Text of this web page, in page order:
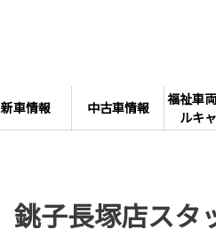
新車情報 中古車情報
福祉車
ルキャ
銚子長塚店スタ